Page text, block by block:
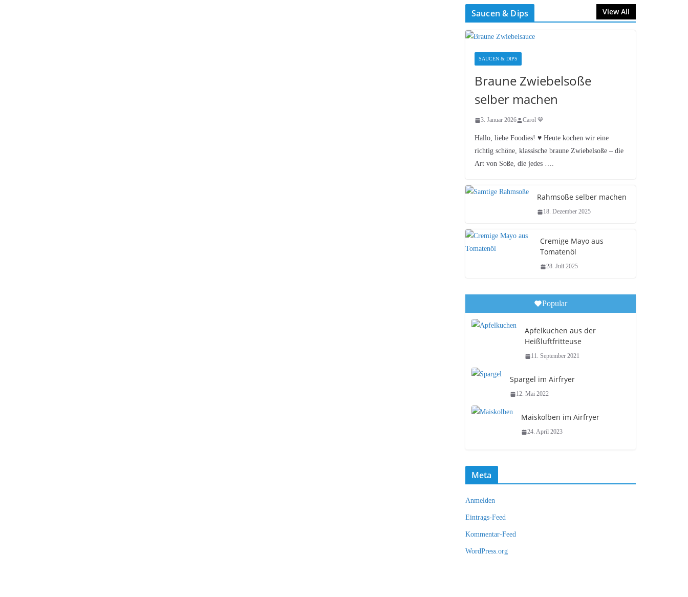
Saucen & Dips View All
SAUCEN & DIPS
Braune Zwiebelsoße
selber machen
3. Januar 2026 Carol 💙
Hallo, liebe Foodies! ♥︎ Heute kochen wir eine
richtig schöne, klassische braune Zwiebelsoße – die
Art von Soße, die jedes ….
Rahmsoße selber machen
18. Dezember 2025
Cremige Mayo aus
Tomatenöl
28. Juli 2025
Popular
Apfelkuchen aus der
Heißluftfritteuse
11. September 2021
Spargel im Airfryer
12. Mai 2022
Maiskolben im Airfryer
24. April 2023
Meta
Anmelden
Eintrags-Feed
Kommentar-Feed
WordPress.org